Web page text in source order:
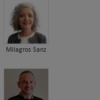
Milagros Sanz